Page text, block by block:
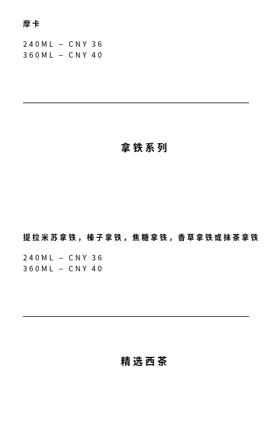
摩卡
240ML – CNY 36
360ML – CNY 40
拿铁系列
提拉米苏拿铁，榛子拿铁，焦糖拿铁，香草拿铁或抹茶拿铁
240ML – CNY 36
360ML – CNY 40
精选西茶